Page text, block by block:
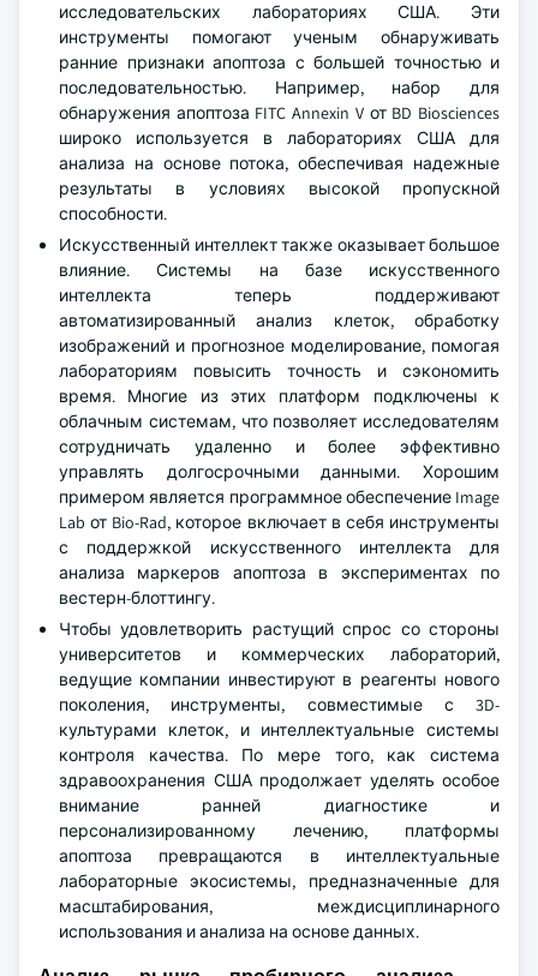
исследовательских лабораториях США. Эти
инструменты помогают ученым обнаруживать
ранние признаки апоптоза с большей точностью и
последовательностью. Например, набор для
обнаружения апоптоза FITC Annexin V от BD Biosciences
широко используется в лабораториях США для
анализа на основе потока, обеспечивая надежные
результаты в условиях высокой пропускной
способности.
Искусственный интеллект также оказывает большое
влияние. Системы на базе искусственного
интеллекта теперь поддерживают
автоматизированный анализ клеток, обработку
изображений и прогнозное моделирование, помогая
лабораториям повысить точность и сэкономить
время. Многие из этих платформ подключены к
облачным системам, что позволяет исследователям
сотрудничать удаленно и более эффективно
управлять долгосрочными данными. Хорошим
примером является программное обеспечение Image
Lab от Bio-Rad, которое включает в себя инструменты
с поддержкой искусственного интеллекта для
анализа маркеров апоптоза в экспериментах по
вестерн-блоттингу.
Чтобы удовлетворить растущий спрос со стороны
университетов и коммерческих лабораторий,
ведущие компании инвестируют в реагенты нового
поколения, инструменты, совместимые с 3D-
культурами клеток, и интеллектуальные системы
контроля качества. По мере того, как система
здравоохранения США продолжает уделять особое
внимание ранней диагностике и
персонализированному лечению, платформы
апоптоза превращаются в интеллектуальные
лабораторные экосистемы, предназначенные для
масштабирования, междисциплинарного
использования и анализа на основе данных.